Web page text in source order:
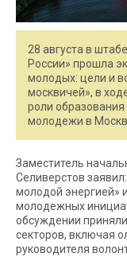
28 августа в
России» прошла
молодых: цели и
москвичей», в
роли
молодежи в
Заместитель
Селиверстов
молодой энергией»
молодежных
обсуждении
секторов, включая
руководителя